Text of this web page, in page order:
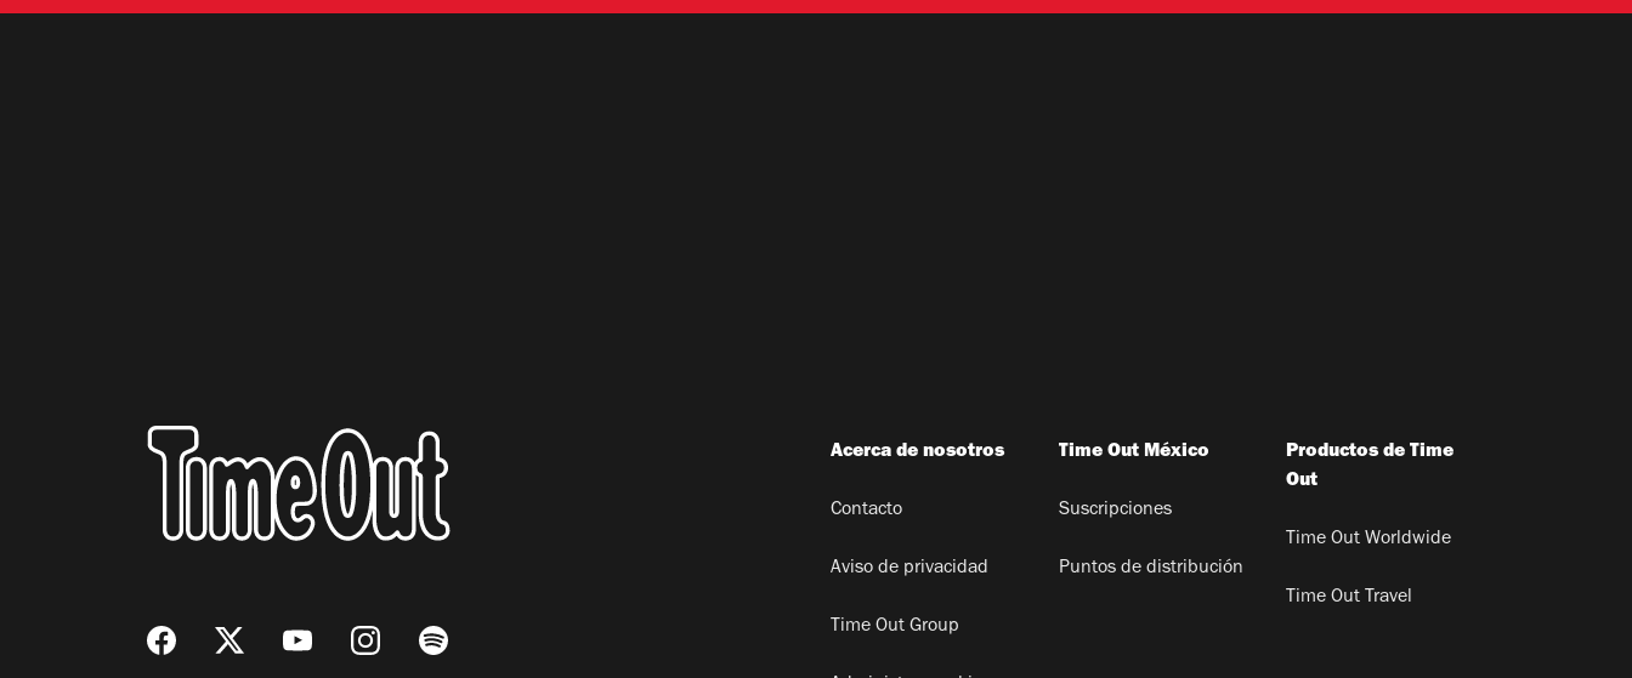
Acerca de nosotros
Contacto
Aviso de privacidad
Time Out Group
Time Out México
Suscripciones
Puntos de distribución
Productos de Time
Out
Time Out Worldwide
Time Out Travel